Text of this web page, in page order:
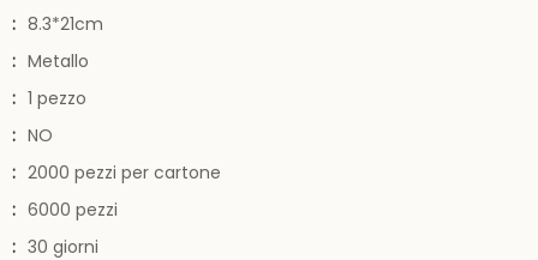
: 8.3*21cm
: Metallo
: 1 pezzo
: NO
: 2000 pezzi per cartone
: 6000 pezzi
: 30 giorni